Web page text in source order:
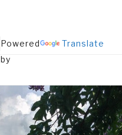
Powered
by
Translate